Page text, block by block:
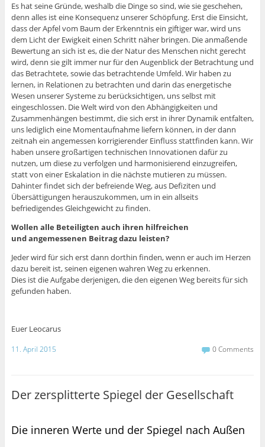
Es hat seine Gründe, weshalb die Dinge so sind, wie sie geschehen,
denn alles ist eine Konsequenz unserer Schöpfung. Erst die Einsicht,
dass der Apfel vom Baum der Erkenntnis ein giftiger war, wird uns
dem Licht der Ewigkeit einen Schritt näher bringen. Die anmaßende
Bewertung an sich ist es, die der Natur des Menschen nicht gerecht
wird, denn sie gilt immer nur für den Augenblick der Betrachtung und
das Betrachtete, sowie das betrachtende Umfeld. Wir haben zu
lernen, in Relationen zu betrachten und darin das energetische
Wesen unserer Systeme zu berücksichtigen, uns selbst mit
eingeschlossen. Die Welt wird von den Abhängigkeiten und
Zusammenhängen bestimmt, die sich erst in ihrer Dynamik entfalten,
uns lediglich eine Momentaufnahme liefern können, in der dann
zeitnah ein angemessen korrigierender Einfluss stattfinden kann. Wir
haben unsere großartigen technischen Innovationen dafür zu
nutzen, um diese zu verfolgen und harmonisierend einzugreifen,
statt von einer Eskalation in die nächste mutieren zu müssen.
Dahinter findet sich der befreiende Weg, aus Defiziten und
Übersättigungen herauszukommen, um in ein allseits
befriedigendes Gleichgewicht zu finden.
Wollen alle Beteiligten auch ihren hilfreichen
und angemessenen Beitrag dazu leisten?
Jeder wird für sich erst dann dorthin finden, wenn er auch im Herzen
dazu bereit ist, seinen eigenen wahren Weg zu erkennen.
Dies ist die Aufgabe derjenigen, die den eigenen Weg bereits für sich
gefunden haben.
Euer Leocarus
11. April 2015 0 Comments
Der zersplitterte Spiegel der Gesellschaft
Die inneren Werte und der Spiegel nach Außen